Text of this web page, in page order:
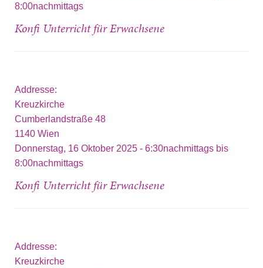
8:00nachmittags
Konfi Unterricht für Erwachsene
Addresse:
Kreuzkirche
Cumberlandstraße 48
1140 Wien
Donnerstag, 16 Oktober 2025 - 6:30nachmittags bis
8:00nachmittags
Konfi Unterricht für Erwachsene
Addresse:
Kreuzkirche